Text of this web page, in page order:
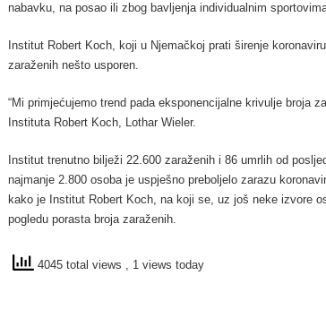
nabavku, na posao ili zbog bavljenja individualnim
Institut Robert Koch, koji u Njemačkoj prati širenje
zaraženih nešto usporen.
“Mi primjećujemo trend pada eksponencijalne krivulje broja
Instituta Robert Koch, Lothar Wieler.
Institut trenutno bilježi 22.600 zaraženih i 86 umrlih od
najmanje 2.800 osoba je uspješno preboljelo zarazu
kako je Institut Robert Koch, na koji se, uz još neke izvore
pogledu porasta broja zaraženih.
4045 total views , 1 views today